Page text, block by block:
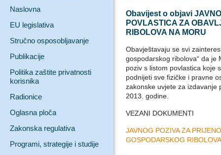
Naslovna
EU legislativa
Stručno osposobljavanje
Publikacije
Politika zaštite privatnosti
korisnika
Radionice
Oglasna ploča
Zakonska regulativa
Programi, strategije i studije
Obavijest o objavi
POVLASTICA ZA
RIBOLOVA NA MORU
Obavještavaju se svi
gospodarskog ribolova“ da je
poziv s listom povlastica koje
podnijeti sve fizičke i pravne
zakonske uvjete za izdavanje
2013. godine.
VEZANI DOKUMENTI
JAVNOG POZIVA ZA
GOSPODARSKOG